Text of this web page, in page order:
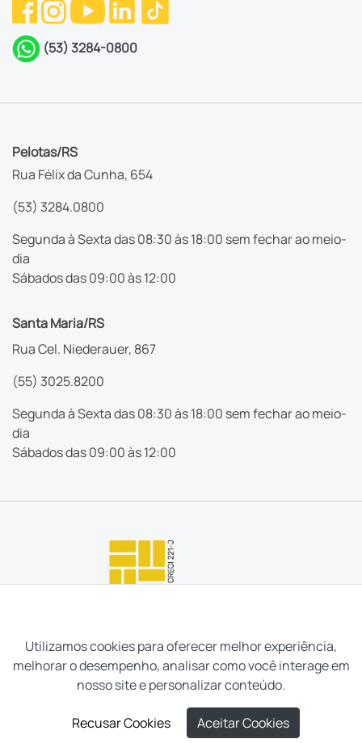
(53) 3284-0800
Pelotas/RS
Rua Félix da Cunha, 654
(53) 3284.0800
Segunda à Sexta das 08:30 às 18:00 sem fechar ao meio-
dia
Sábados das 09:00 às 12:00
Santa Maria/RS
Rua Cel. Niederauer, 867
(55) 3025.8200
Segunda à Sexta das 08:30 às 18:00 sem fechar ao meio-
dia
Sábados das 09:00 às 12:00
Utilizamos cookies para oferecer melhor experiência,
melhorar o desempenho, analisar como você interage em
nosso site e personalizar conteúdo.
Recusar Cookies Aceitar Cookies